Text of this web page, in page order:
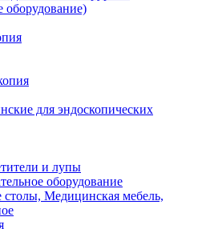
оборудование)
для эндоскопических
и лупы
оборудование
Медицинская мебель,